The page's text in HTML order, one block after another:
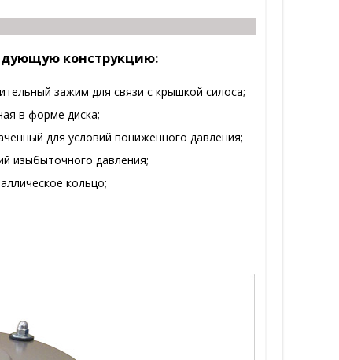
конструкцию:
зажим для связи с крышкой силоса;
в форме диска;
для условий пониженного давления;
изыбыточного давления;
кольцо;